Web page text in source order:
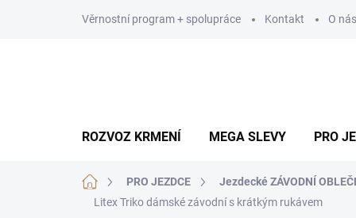
Věrnostní program + spolupráce Kontakt O nás
ROZVOZ KRMENÍ MEGA SLEVY PRO
Domů PRO JEZDCE Jezdecké ZÁVODNÍ
Litex Triko dámské závodní s krátkým rukávem